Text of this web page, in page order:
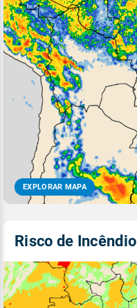
EXPLORAR MAPA
Risco de Incêndio